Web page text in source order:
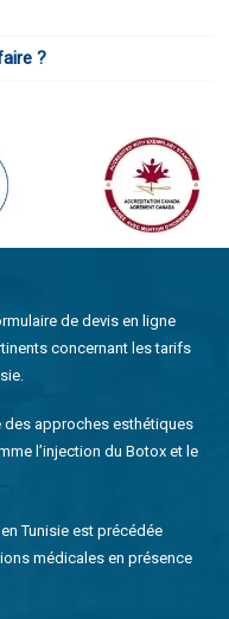
?
de devis en ligne
concernant les tarifs
approches esthétiques
l’injection du Botox et le
Tunisie est précédée
médicales en présence